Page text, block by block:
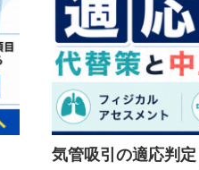
気管吸引の適応判